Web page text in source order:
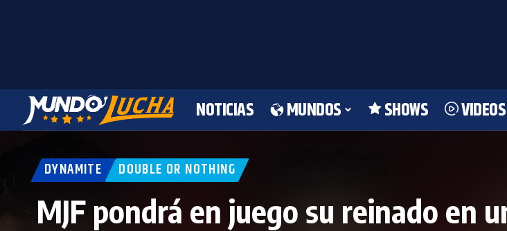
NOTICIAS MUNDOS SHOWS VIDEOS
DYNAMITE DOUBLE OR NOTHING
MJF pondrá en juego su reinado en